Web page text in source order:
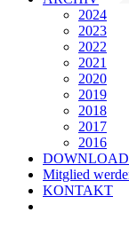
2024
2023
2022
2021
2020
2019
2018
2017
2016
Mitglied
KONTAKT